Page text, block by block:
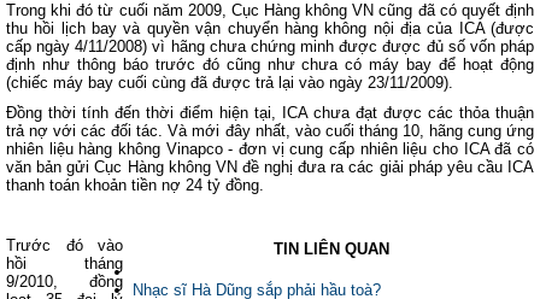
Trong khi đó từ cuối năm 2009, Cục Hàng không VN cũng đã có quyết định
thu hồi lịch bay và quyền vận chuyển hàng không nội địa của ICA (được
cấp ngày 4/11/2008) vì hãng chưa chứng minh được được đủ số vốn pháp
định như thông báo trước đó cũng như chưa có máy bay để hoạt động
(chiếc máy bay cuối cùng đã được trả lại vào ngày 23/11/2009).
Đồng thời tính đến thời điểm hiện tại, ICA chưa đạt được các thỏa thuận
trả nợ với các đối tác. Và mới đây nhất, vào cuối tháng 10, hãng cung ứng
nhiên liệu hàng không Vinapco - đơn vị cung cấp nhiên liệu cho ICA đã có
văn bản gửi Cục Hàng không VN đề nghị đưa ra các giải pháp yêu cầu ICA
thanh toán khoản tiền nợ 24 tỷ đồng.
TIN LIÊN QUAN
Nhạc sĩ Hà Dũng sắp phải hầu toà?
Trước đó vào
hồi tháng
9/2010, đồng